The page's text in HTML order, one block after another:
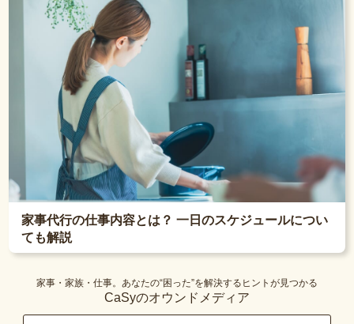
家事代行の仕事内容とは？ 一日のスケジュールについ
ても解説
家事・家族・仕事。あなたの“困った”を解決するヒントが見つかる
CaSyのオウンドメディア